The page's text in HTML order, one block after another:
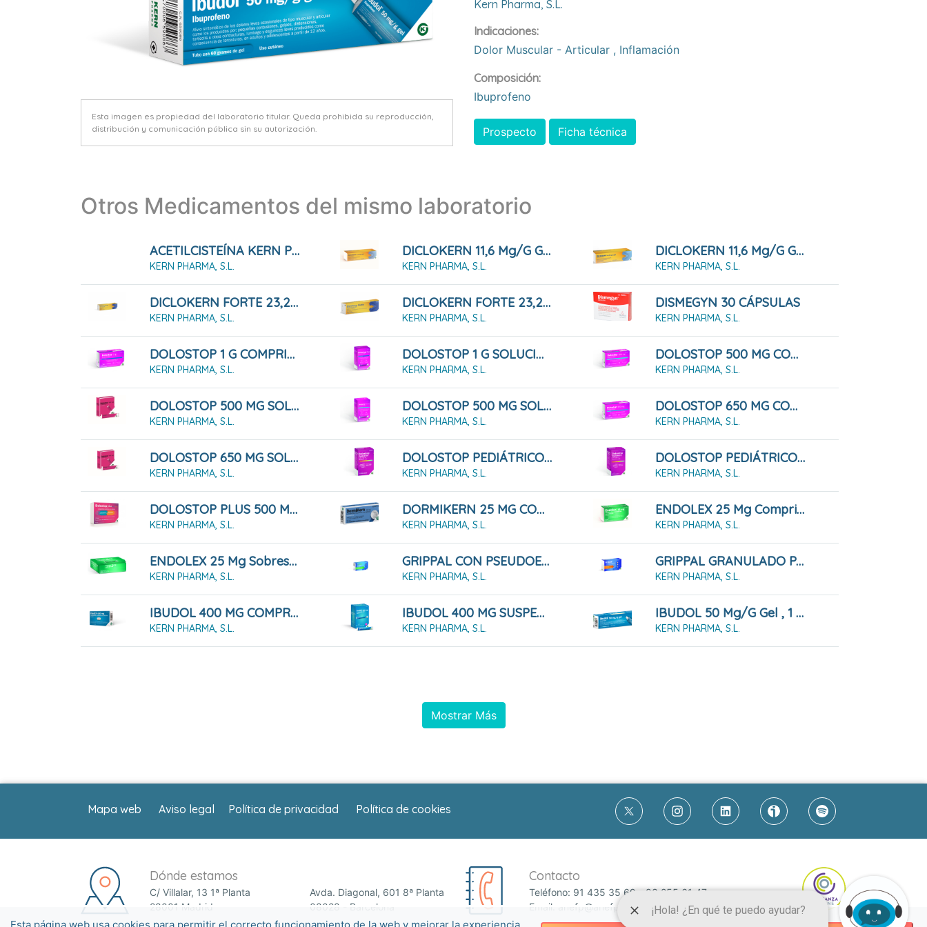
Esta imagen es propiedad del laboratorio titular. Queda prohibida su reproducción,
distribución y comunicación pública sin su autorización.
Kern Pharma, S.l.
Indicaciones:
Dolor Muscular - Articular , Inflamación
Composición:
Ibuprofeno
Prospecto Ficha técnica
Otros Medicamentos del mismo laboratorio
ACETILCISTEÍNA KERN PHARMA 600 MG COMPRIMIDOS EFERVESCENTES, 20 Comprimidos
KERN PHARMA, S.L.
DICLOKERN 11,6 Mg/g GEL , 1 Tubo De 100 G
KERN PHARMA, S.L.
DICLOKERN 11,6 Mg/g GEL , 1 Tubo De 60 G
KERN PHARMA, S.L.
DICLOKERN FORTE 23,2 Mg/g Gel, Tubo De 100 G
KERN PHARMA, S.L.
DICLOKERN FORTE 23,2 Mg/g Gel, Tubo De 50 G
KERN PHARMA, S.L.
DISMEGYN 30 CÁPSULAS
KERN PHARMA, S.L.
DOLOSTOP 1 G COMPRIMIDOS , 10 Comprimidos
KERN PHARMA, S.L.
DOLOSTOP 1 G SOLUCIÓN ORAL, 10 Sobres 10 Ml
KERN PHARMA, S.L.
DOLOSTOP 500 MG COMPRIMIDOS , 20 Comprimidos
KERN PHARMA, S.L.
DOLOSTOP 500 MG SOLUCIÓN ORAL, 10 Sobres 10 Ml
KERN PHARMA, S.L.
DOLOSTOP 500 MG SOLUCIÓN ORAL, 20 Sobres 10 Ml
KERN PHARMA, S.L.
DOLOSTOP 650 MG COMPRIMIDOS , 20 Comprimidos
KERN PHARMA, S.L.
DOLOSTOP 650 MG SOLUCIÓN ORAL, 10 Sobres 10 Ml
KERN PHARMA, S.L.
DOLOSTOP PEDIÁTRICO 100 MG/ML SOLUCION ORAL , 30 Ml
KERN PHARMA, S.L.
DOLOSTOP PEDIÁTRICO 100 MG/ML SOLUCION ORAL , 60 Ml
KERN PHARMA, S.L.
DOLOSTOP PLUS 500 MG/ 150 MG 16 COMPRIMDIOS
KERN PHARMA, S.L.
DORMIKERN 25 MG COMPRIMIDOS RECUBIERTOS CON PELICULA , 14 Comprimidos
KERN PHARMA, S.L.
ENDOLEX 25 Mg Comprimidos Recubiertos Con Película, 12 Comprimidos
KERN PHARMA, S.L.
ENDOLEX 25 Mg Sobres Solución Oral, 10 Sobres
KERN PHARMA, S.L.
GRIPPAL CON PSEUDOEFEDRINA Y DEXTROMETORFANO CÁPSULAS DURAS, 16 Cápsulas
KERN PHARMA, S.L.
GRIPPAL GRANULADO PARA SOLUCION ORAL , 10 Sobres
KERN PHARMA, S.L.
IBUDOL 400 MG COMPRIMIDOS RECUBIERTOS CON PELICULA EFG , 20 Comprimidos
KERN PHARMA, S.L.
IBUDOL 400 MG SUSPENSION ORAL , 20 Sobres
KERN PHARMA, S.L.
IBUDOL 50 Mg/g Gel , 1 Tubo De 30 G
KERN PHARMA, S.L.
Mostrar Más
Mapa web Aviso legal Política de privacidad Política de cookies
Dónde estamos
C/ Villalar, 13 1ª Planta
28001 Madrid
Avda. Diagonal, 601 8ª Planta
08028 - Barcelona
Contacto
Teléfono: 91 435 35 69
93 255 61 47
Email: anefp@anefp.org